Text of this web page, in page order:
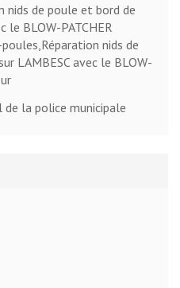
nids de poule et bord de
le BLOW-PATCHER
nids de
LAMBESC avec le BLOW-
de la police municipale